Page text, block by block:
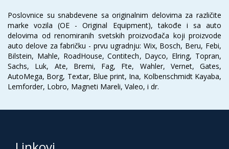
Poslovnice su snabdevene sa originalnim delovima za različite
marke vozila (OE - Original Equipment), takođe i sa auto
delovima od renomiranih svetskih proizvođača koji proizvode
auto delove za fabričku - prvu ugradnju: Wix, Bosch, Beru, Febi,
Bilstein, Mahle, RoadHouse, Contitech, Dayco, Elring, Topran,
Sachs, Luk, Ate, Bremi, Fag, Fte, Wahler, Vernet, Gates,
AutoMega, Borg, Textar, Blue print, Ina, Kolbenschmidt Kayaba,
Lemforder, Lobro, Magneti Mareli, Valeo, i dr.